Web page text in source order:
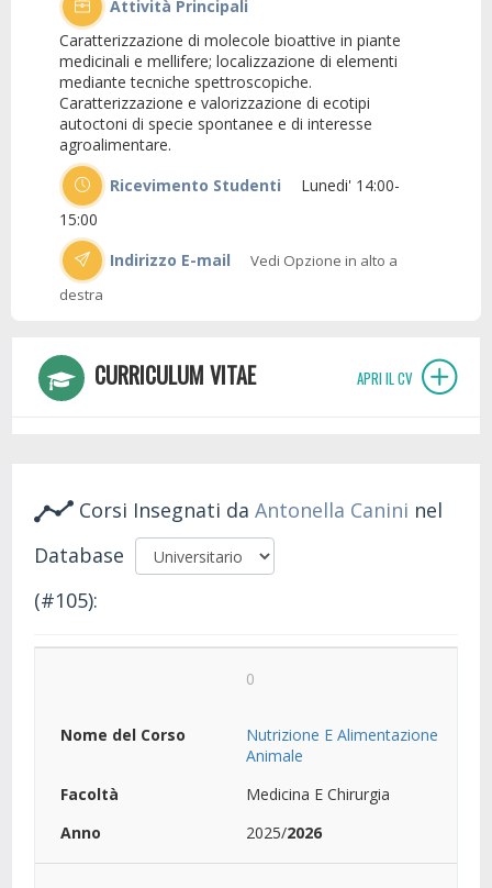
Attività Principali
Caratterizzazione di molecole bioattive in piante
medicinali e mellifere; localizzazione di elementi
mediante tecniche spettroscopiche.
Caratterizzazione e valorizzazione di ecotipi
autoctoni di specie spontanee e di interesse
agroalimentare.
Ricevimento Studenti
15:00
Indirizzo E-mail
Vedi Opzione in alto a
destra
CURRICULUM VITAE APRI IL CV
Corsi Insegnati da Antonella Canini
Database
(#105):
0
Nutrizione E Alimentazione
Animale
Medicina E Chirurgia
2025/2026